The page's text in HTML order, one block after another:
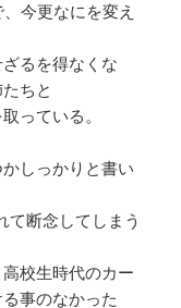
今更なにを変え
るを得なくな
ちと
っている。
しっかりと書い
て断念してしまう
校生時代のカー
事のなかった